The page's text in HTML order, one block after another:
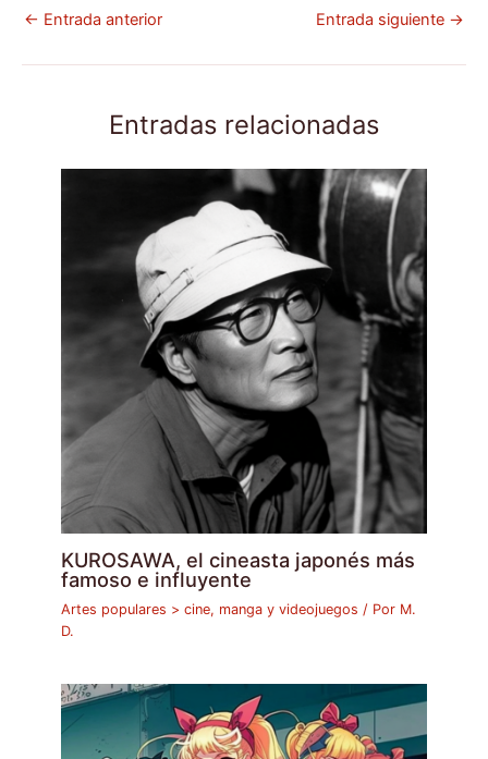
← Entrada anterior Entrada siguiente →
Entradas relacionadas
KUROSAWA, el cineasta japonés más
famoso e influyente
Artes populares > cine, manga y videojuegos / Por M.
D.